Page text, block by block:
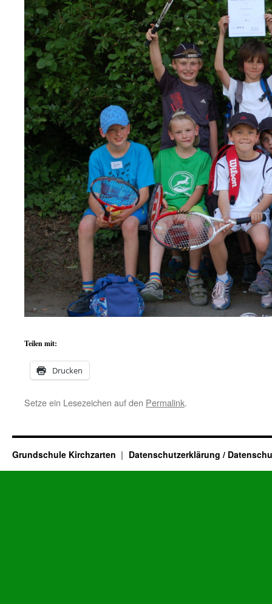
Teilen mit:
Drucken
Setze ein Lesezeichen auf den Permalink.
Grundschule Kirchzarten Datenschutzerklärung /